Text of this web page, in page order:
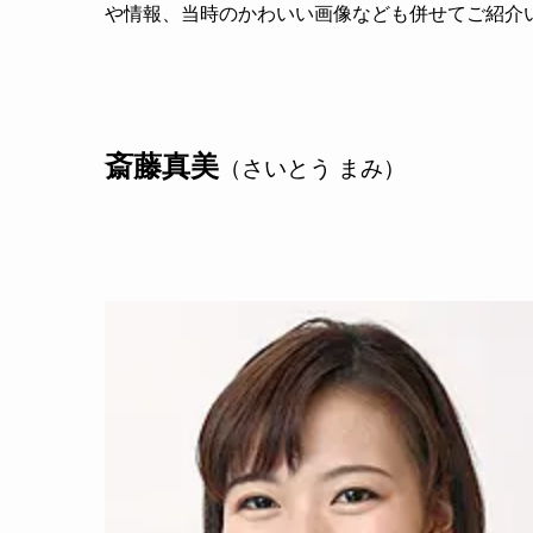
や情報、当時のかわいい画像なども併せてご紹介
斎藤真美 （さいとう まみ）